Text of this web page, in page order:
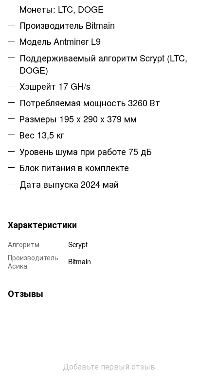
Монеты: LTC, DOGE
Производитель Bitmain
Модель Antminer L9
Поддерживаемый алгоритм Scrypt (LTC,
DOGE)
Хэшрейт 17GH/s
Потребляемая мощность 3260 Вт
Размеры 195 x 290 x 379 мм
Вес 13,5 кг
Уровень шума при работе 75 дБ
Блок питания в комплекте
Дата выпуска 2024 май
Характеристики
Алгоритм
Scrypt
Производитель
Асика
Bitmain
Отзывы
Добавьте первый отзыв